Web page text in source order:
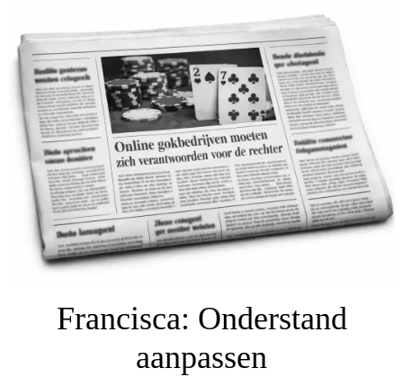
Francisca: Onderstand
aanpassen